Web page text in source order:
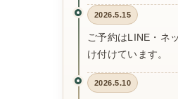
2026.5.15
ご予約はLINE・ネ
け付けています。
2026.5.10